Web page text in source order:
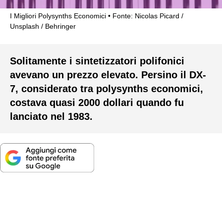
I Migliori Polysynths Economici
Fonte: Nicolas Picard /
Unsplash / Behringer
Solitamente i sintetizzatori polifonici
avevano un prezzo elevato. Persino il DX-
7, considerato tra polysynths economici,
costava quasi 2000 dollari quando fu
lanciato nel 1983.